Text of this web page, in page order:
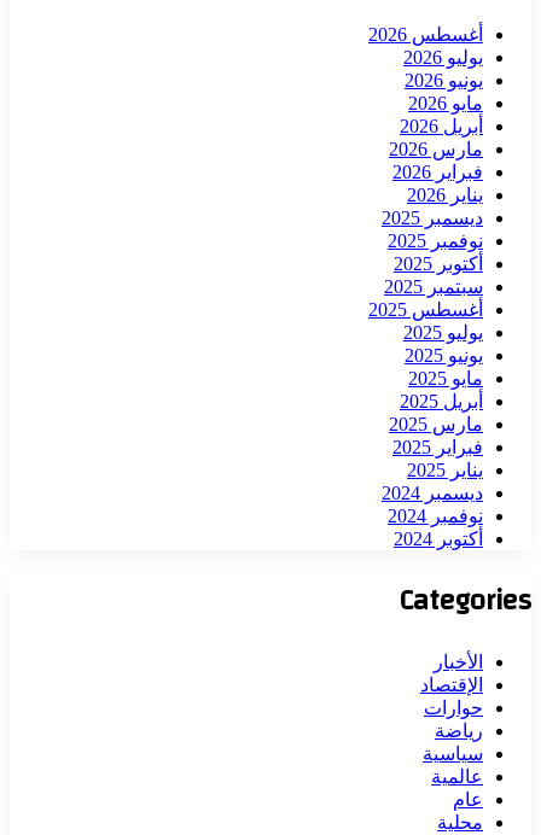
أغسطس 2026
يوليو 2026
يونيو 2026
مايو 2026
أبريل 2026
مارس 2026
فبراير 2026
يناير 2026
ديسمبر 2025
نوفمبر 2025
أكتوبر 2025
سبتمبر 2025
أغسطس 2025
يوليو 2025
يونيو 2025
مايو 2025
أبريل 2025
مارس 2025
فبراير 2025
يناير 2025
ديسمبر 2024
نوفمبر 2024
أكتوبر 2024
Categories
الأخبار
الإقتصاد
حوارات
رياضة
سياسية
عالمية
عام
محلية